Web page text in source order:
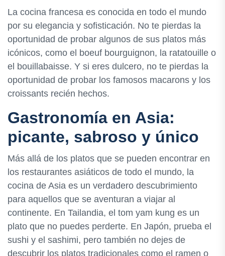
La cocina francesa es conocida en todo el mundo
por su elegancia y sofisticación. No te pierdas la
oportunidad de probar algunos de sus platos más
icónicos, como el boeuf bourguignon, la ratatouille o
el bouillabaisse. Y si eres dulcero, no te pierdas la
oportunidad de probar los famosos macarons y los
croissants recién hechos.
Gastronomía en Asia:
picante, sabroso y único
Más allá de los platos que se pueden encontrar en
los restaurantes asiáticos de todo el mundo, la
cocina de Asia es un verdadero descubrimiento
para aquellos que se aventuran a viajar al
continente. En Tailandia, el tom yam kung es un
plato que no puedes perderte. En Japón, prueba el
sushi y el sashimi, pero también no dejes de
descubrir los platos tradicionales como el ramen o